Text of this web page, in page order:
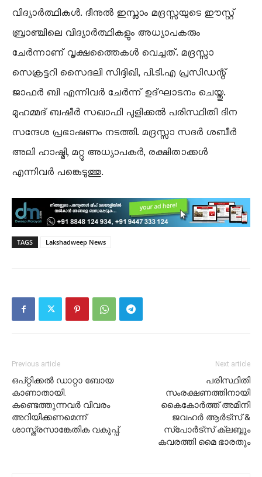
വിദ്യാർത്ഥികൾ. ദീനുൽ ഇസ്ലാം മദ്രസ്സയുടെ ഈസ്റ്റ്
ബ്രാഞ്ചിലെ വിദ്യാർത്ഥികളും അധ്യാപകരും
ചേർന്നാണ് വൃക്ഷത്തൈകൾ വെച്ചത്. മദ്രസ്സാ
സെക്രട്ടറി സൈദലി സിദ്ദിഖി, പി.ടി.എ പ്രസിഡന്റ്
ജാഫർ ബി എന്നിവർ ചേർന്ന് ഉദ്ഘാടനം ചെയ്തു.
മുഹമ്മദ് ബഷീർ സഖാഫി പുളിക്കൽ പരിസ്ഥിതി ദിന
സന്ദേശ പ്രഭാഷണം നടത്തി. മദ്രസ്സാ സദർ ശബീർ
അലി ഹാഷ്മി, മറ്റു അധ്യാപകർ, രക്ഷിതാക്കൾ
എന്നിവർ പങ്കെടുത്തു.
TAGS Lakshadweep News
Previous article
ഒപ്റ്റിക്കൽ ഡാറ്റാ ബോയ
കാണാതായി.
കണ്ടെത്തുന്നവർ വിവരം
അറിയിക്കണമെന്ന്
ശാസ്ത്രസാങ്കേതിക വകുപ്പ്.
Next article
പരിസ്ഥിതി
സംരക്ഷണത്തിനായി
കൈകോർത്ത് അമിനി
ജവഹർ ആർട്സ് &
സ്‌പോർട്സ് ക്ലബ്ബും
കവരത്തി മൈ ഭാരതും